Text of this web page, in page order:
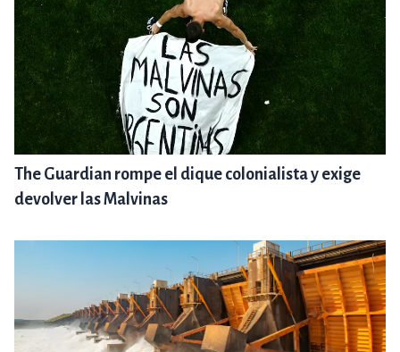
The Guardian rompe el dique colonialista y exige
devolver las Malvinas